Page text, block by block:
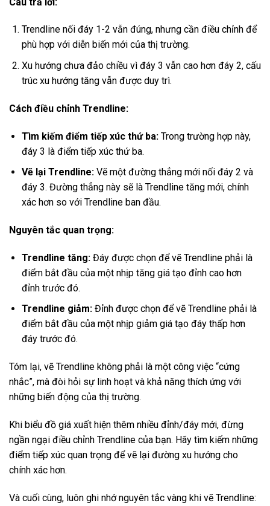
Trendline nối đáy 1-2 vẫn đúng, nhưng cần điều chỉnh để
phù hợp với diễn biến mới của thị trường.
Xu hướng chưa đảo chiều vì đáy 3 vẫn cao hơn đáy 2, cấu
trúc xu hướng tăng vẫn được duy trì.
Cách điều chỉnh Trendline:
Tìm kiếm điểm tiếp xúc thứ ba:Trong trường hợp này,
đáy 3 là điểm tiếp xúc thứ ba.
Vẽ lại Trendline:Vẽ một đường thẳng mới nối đáy 2 và
đáy 3. Đường thẳng này sẽ là Trendline tăng mới, chính
xác hơn so với Trendline ban đầu.
Nguyên tắc quan trọng:
Trendline tăng:Đáy được chọn để vẽ Trendline phải là
điểm bắt đầu của một nhịp tăng giá tạo đỉnh cao hơn
đỉnh trước đó.
Trendline giảm:Đỉnh được chọn để vẽ Trendline phải là
điểm bắt đầu của một nhịp giảm giá tạo đáy thấp hơn
đáy trước đó.
Tóm lại, vẽ Trendline không phải là một công việc “cứng
nhắc”, mà đòi hỏi sự linh hoạt và khả năng thích ứng với
những biến động của thị trường.
Khi biểu đồ giá xuất hiện thêm nhiều đỉnh/đáy mới, đừng
ngần ngại điều chỉnh Trendline của bạn. Hãy tìm kiếm những
điểm tiếp xúc quan trọng để vẽ lại đường xu hướng cho
chính xác hơn.
Và cuối cùng, luôn ghi nhớ nguyên tắc vàng khi vẽ Trendline: